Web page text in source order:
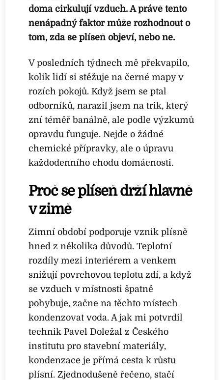
doma cirkulují vzduch. A právě tento
nenápadný faktor může rozhodnout o
tom, zda se plíseň objeví, nebo ne.
V posledních týdnech mě překvapilo,
kolik lidí si stěžuje na černé mapy v
rozích pokojů. Když jsem se ptal
odborníků, narazil jsem na trik, který
zní téměř banálně, ale podle výzkumů
opravdu funguje. Nejde o žádné
chemické přípravky, ale o úpravu
každodenního chodu domácnosti.
Proč se plíseň drží hlavně
v zimě
Zimní období podporuje vznik plísně
hned z několika důvodů. Teplotní
rozdíly mezi interiérem a venkem
snižují povrchovou teplotu zdí, a když
se vzduch v místnosti špatně
pohybuje, začne na těchto místech
kondenzovat voda. A jak mi potvrdil
technik Pavel Doležal z Českého
institutu pro stavební materiály,
kondenzace je přímá cesta k růstu
plísní. Zjednodušeně řečeno, stačí